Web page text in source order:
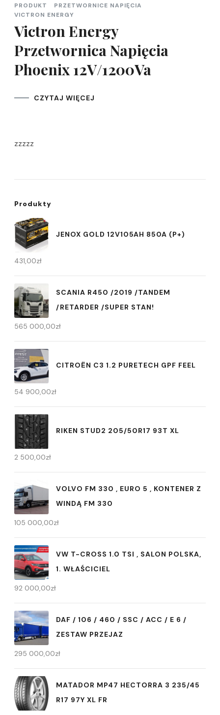
PRODUKT
PRZETWORNICE NAPIĘCIA
VICTRON ENERGY
Victron Energy
Przetwornica Napięcia
Phoenix 12V/1200Va
CZYTAJ WIĘCEJ
zzzzz
Produkty
JENOX GOLD 12V105AH 850A (P+)
431,00zł
SCANIA R450 /2019 /TANDEM
/RETARDER /SUPER STAN!
565 000,00zł
CITROËN C3 1.2 PURETECH GPF FEEL
54 900,00zł
RIKEN STUD2 205/50R17 93T XL
2 500,00zł
VOLVO FM 330 , EURO 5 , KONTENER Z
WINDĄ FM 330
105 000,00zł
VW T-CROSS 1.0 TSI , SALON POLSKA,
1. WŁAŚCICIEL
92 000,00zł
DAF / 106 / 460 / SSC / ACC / E 6 /
ZESTAW PRZEJAZ
295 000,00zł
MATADOR MP47 HECTORRA 3 235/45
R17 97Y XL FR